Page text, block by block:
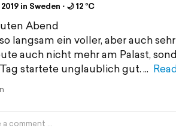
in Sweden ⋅ 🌙 12 °C
Abend
langsam ein voller, aber auch
auch nicht mehr am Palast,
startete unglaublich gut.